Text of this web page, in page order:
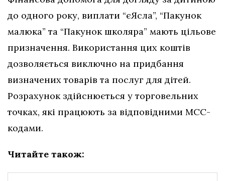
до одного року, виплати “єЯсла”, “Пакунок
малюка” та “Пакунок школяра” мають цільове
призначення. Використання цих коштів
дозволяється виключно на придбання
визначених товарів та послуг для дітей.
Розрахунок здійснюється у торговельних
точках, які працюють за відповідними МСС-
кодами.
Читайте також: